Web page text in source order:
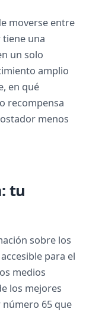
moverse entre
una
un solo
amplio
en qué
recompensa
menos
tu
sobre los
para el
medios
los mejores
65 que